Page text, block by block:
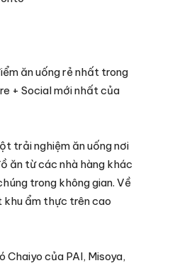
ăn uống rẻ nhất trong
+ Social mới nhất của
trải nghiệm ăn uống nơi
ăn từ các nhà hàng khác
trong không gian. Về
ẩm thực trên cao
Chaiyo của PAI, Misoya,